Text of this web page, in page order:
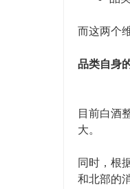
而这两个
品类自身
目前白酒
大。
同时，根
和北部的